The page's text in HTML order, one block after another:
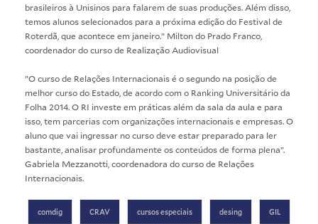
brasileiros à Unisinos para falarem de suas produções. Além disso,
temos alunos selecionados para a próxima edição do Festival de
Roterdã, que acontece em janeiro.” Milton do Prado Franco,
coordenador do curso de Realização Audiovisual
”O curso de Relações Internacionais é o segundo na posição de
melhor curso do Estado, de acordo com o Ranking Universitário da
Folha 2014. O RI investe em práticas além da sala da aula e para
isso, tem parcerias com organizações internacionais e empresas. O
aluno que vai ingressar no curso deve estar preparado para ler
bastante, analisar profundamente os conteúdos de forma plena”.
Gabriela Mezzanotti, coordenadora do curso de Relações
Internacionais.
comdig CRAV cursos especiais desing GIL